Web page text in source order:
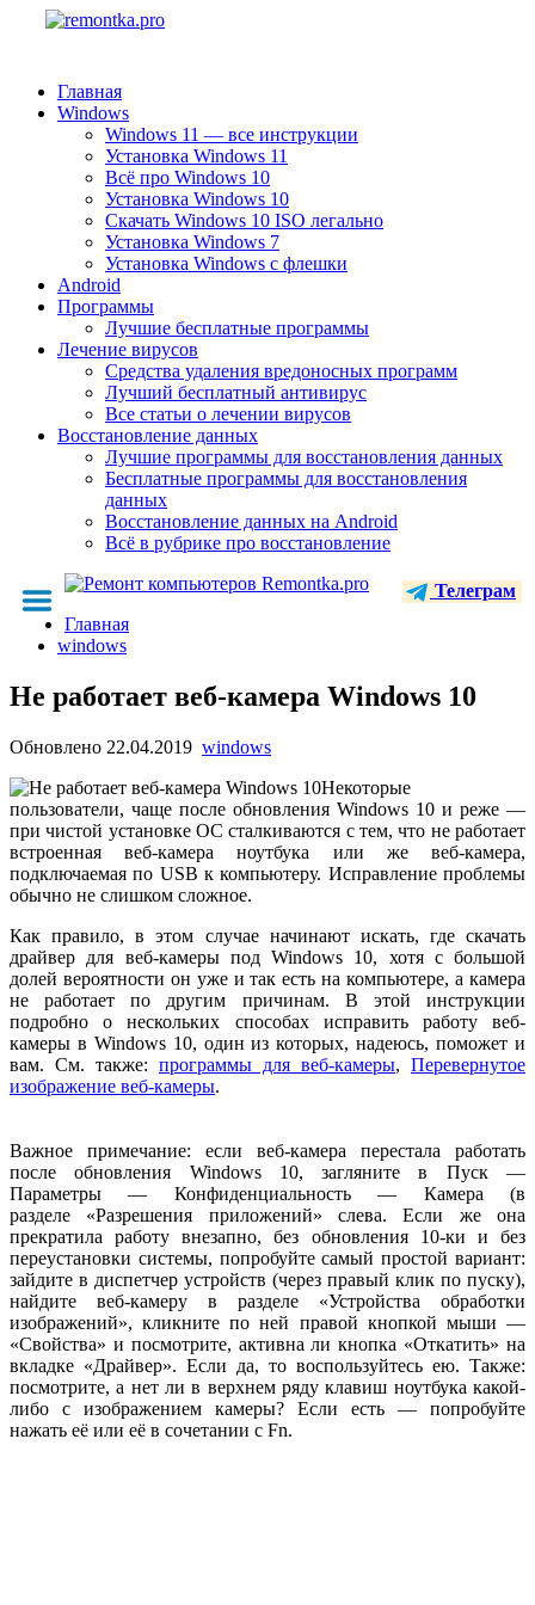
Главная
Windows
Windows 11 — все инструкции
Установка Windows 11
Всё про Windows 10
Установка Windows 10
Скачать Windows 10 ISO легально
Установка Windows 7
Установка Windows с флешки
Android
Программы
Лучшие бесплатные программы
Лечение вирусов
Средства удаления вредоносных программ
Лучший бесплатный антивирус
Все статьи о лечении вирусов
Восстановление данных
Лучшие программы для восстановления данных
Бесплатные программы для восстановления
данных
Восстановление данных на Android
Всё в рубрике про восстановление
Телеграм
Главная
windows
Не работает веб-камера Windows 10
Обновлено 22.04.2019 windows
Некоторые
пользователи, чаще после обновления Windows 10 и реже —
при чистой установке ОС сталкиваются с тем, что не работает
встроенная веб-камера ноутбука или же веб-камера,
подключаемая по USB к компьютеру. Исправление проблемы
обычно не слишком сложное.
Как правило, в этом случае начинают искать, где скачать
драйвер для веб-камеры под Windows 10, хотя с большой
долей вероятности он уже и так есть на компьютере, а камера
не работает по другим причинам. В этой инструкции
подробно о нескольких способах исправить работу веб-
камеры в Windows 10, один из которых, надеюсь, поможет и
вам. См. также: программы для веб-камеры, Перевернутое
изображение веб-камеры.
Важное примечание: если веб-камера перестала работать
после обновления Windows 10, загляните в Пуск —
Параметры — Конфиденциальность — Камера (в
разделе «Разрешения приложений» слева. Если же она
прекратила работу внезапно, без обновления 10-ки и без
переустановки системы, попробуйте самый простой вариант:
зайдите в диспетчер устройств (через правый клик по пуску),
найдите веб-камеру в разделе «Устройства обработки
изображений», кликните по ней правой кнопкой мыши —
«Свойства» и посмотрите, активна ли кнопка «Откатить» на
вкладке «Драйвер». Если да, то воспользуйтесь ею. Также:
посмотрите, а нет ли в верхнем ряду клавиш ноутбука какой-
либо с изображением камеры? Если есть — попробуйте
нажать её или её в сочетании с Fn.